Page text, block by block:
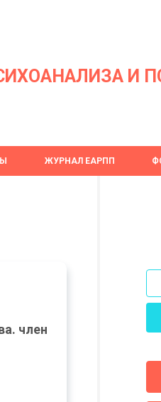
И
ЖУРНАЛ ЕАРПП
член